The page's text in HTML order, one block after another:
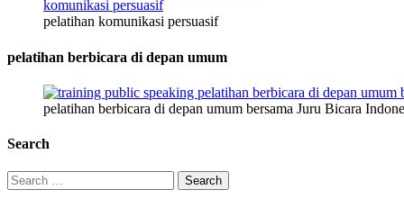
pelatihan komunikasi persuasif
pelatihan berbicara di depan umum
pelatihan berbicara di depan umum bersama Juru Bicara
Search
Search
for: